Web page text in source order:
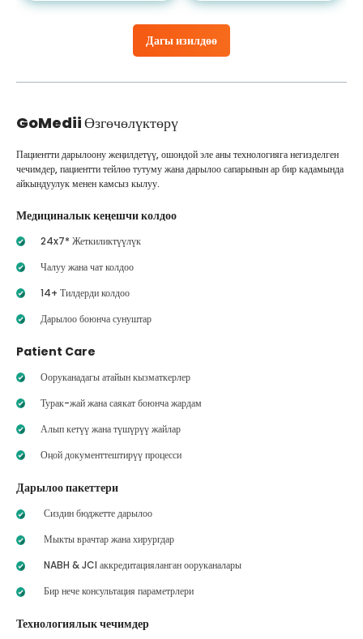
Дагы изилдөө
GoMediiӨзгөчөлүктөрү
Пациентти дарылоону жеңилдетүү, ошондой эле аны технологияга негизделген
чечимдер, пациентти тейлөө тутуму жана дарылоо сапарынын ар бир кадамында
айкындуулук менен камсыз кылуу.
Медициналык кеңешчи колдоо
24x7* Жеткиликтүүлүк
Чалуу жана чат колдоо
14+ Тилдерди колдоо
Дарылоо боюнча сунуштар
Patient Care
Ооруканадагы атайын кызматкерлер
Турак-жай жана саякат боюнча жардам
Алып кетүү жана түшүрүү жайлар
Оңой документтештирүү процесси
Дарылоо пакеттери
Сиздин бюджетте дарылоо
Мыкты врачтар жана хирургдар
NABH & JCI аккредитацияланган ооруканалары
Бир нече консультация параметрлери
Технологиялык чечимдер